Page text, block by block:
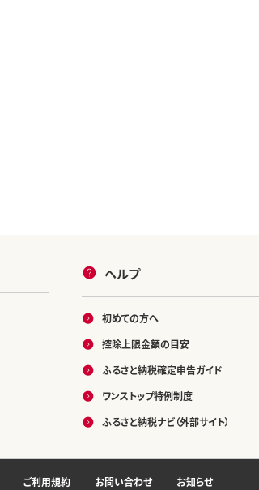
ヘルプ
初めての方へ
控除上限金額の目安
ふるさと納税確定申告ガイド
ワンストップ特例制度
ふるさと納税ナビ（外部サイト）
ご利用規約 お問い合わせ お知らせ